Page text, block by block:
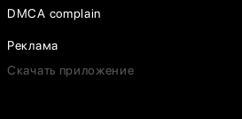
DMCA complain
Реклама
Скачать приложение